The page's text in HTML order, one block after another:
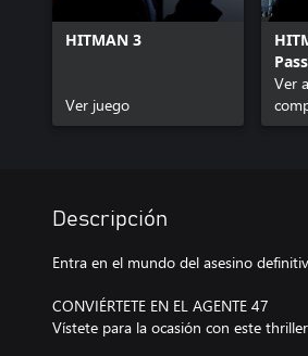
HITMAN 3
Ver juego
Ver
Descripción
Entra en el mundo del asesino
CONVIÉRTETE EN EL AGENTE 47
Vístete para la ocasión con este